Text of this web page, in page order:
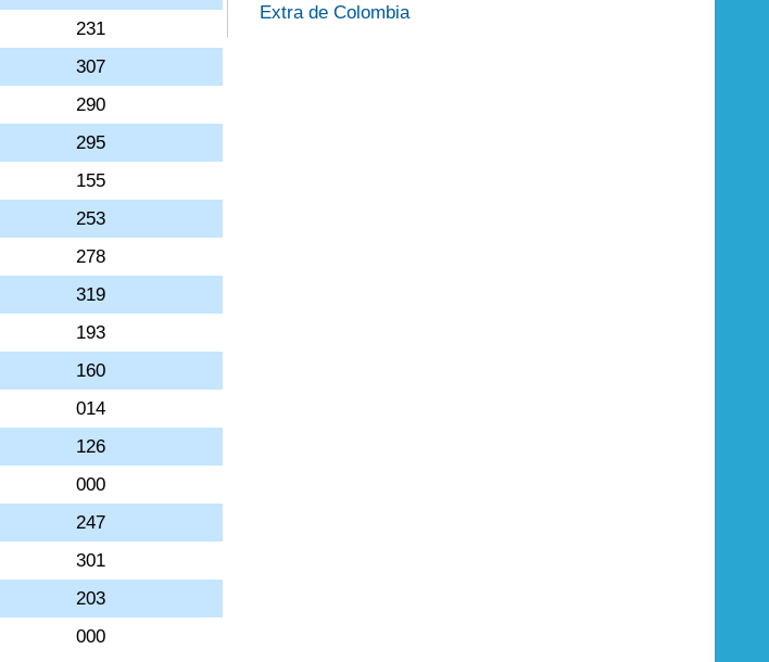
231
307
290
295
155
253
278
319
193
160
014
126
000
247
301
203
000
Extra de Colombia